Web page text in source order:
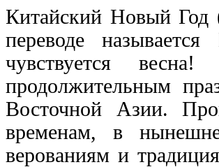
Китайский Новый Год
переводе
чувствуется
продолжительным
Восточной Азии.
временам, в
верованиям и